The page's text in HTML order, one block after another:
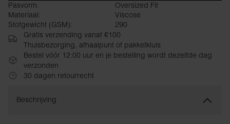
Pasvorm:
Oversized Fit
Materiaal:
Viscose
Stofgewicht (GSM):
290
Gratis verzending vanaf €100
Thuisbezorging, afhaalpunt of pakketkluis
Bestel vóór 12:00 uur en je bestelling wordt dezelfde dag
verzonden
30 dagen retourrecht
Beschrijving